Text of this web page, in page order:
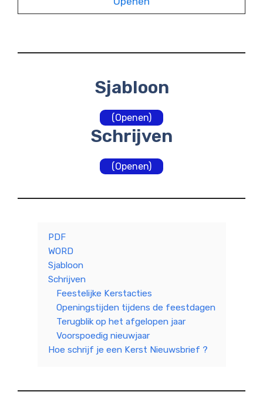
Sjabloon
(Openen)
Schrijven
(Openen)
PDF
WORD
Sjabloon
Schrijven
Feestelijke Kerstacties
Openingstijden tijdens de feestdagen
Terugblik op het afgelopen jaar
Voorspoedig nieuwjaar
Hoe schrijf je een Kerst Nieuwsbrief ?